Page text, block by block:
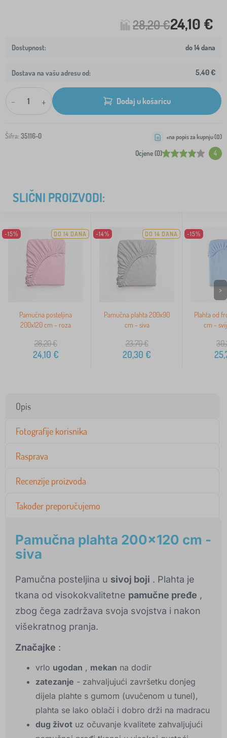
28,20 €24,10 €
do 14 dana
Dostava na vašu adresu od: 5,40 €
- + Dodaj u košaricu
Šifra: 35116-0
Ocjene (0) 4
+na popis za kupnju (0)
SLIČNI PROIZVODI:
-15% DO 14 DANA
Pamučna posteljina
200x120 cm - roza
28,20€
24,10 €
-14% DO 14 DANA
Pamučna plahta 200x90
cm - siva
23,70€
20,30 €
-15%
Plahta od
cm -
>
Opis
Fotografije korisnika
Rasprava
Recenzije proizvoda
Također preporučujemo
Pamučna plahta 200x120 cm -
siva
Pamučna posteljina u sivoj boji . Plahta je
tkana od visokokvalitetne pamučne pređe ,
zbog čega zadržava svoja svojstva i nakon
višekratnog pranja.
Značajke :
vrlo ugodan , mekan na dodir
zatezanje - zahvaljujući završetku donjeg
dijela plahte s gumom (uvučenom u tunel),
plahta se lako oblači i dobro drži na madracu
dug život uz očuvanje kvalitete zahvaljujući